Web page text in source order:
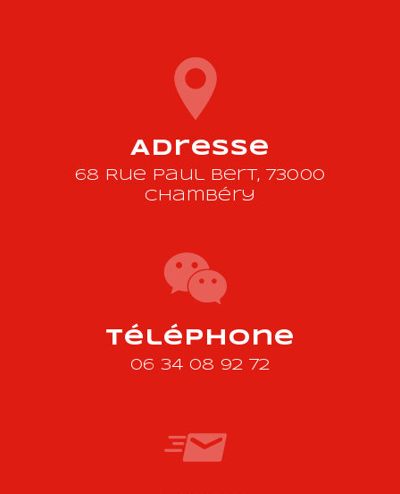
Adresse
68 Rue Paul Bert, 73000
Chambéry
Téléphone
06 34 08 92 72